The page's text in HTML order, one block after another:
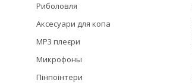
Риболовля
Аксесуари для копа
MP3 плеєри
Микрофоны
Пінпоінтери